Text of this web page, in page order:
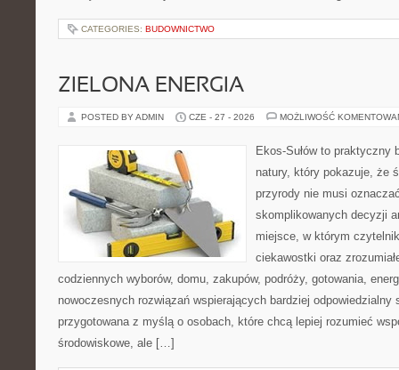
CATEGORIES: BUDOWNICTWO
ZIELONA ENERGIA
POSTED BY ADMIN CZE - 27 - 2026 MOŻLIWOŚĆ
Ekos-Sułów to praktyczny
natury, który pokazuje, że
przyrody nie musi
skomplikowanych decyzji
miejsce, w którym
ciekawostki oraz
codziennych wyborów, domu, zakupów, podróży, gotowania,
nowoczesnych rozwiązań wspierających bardziej odpowiedzialny
przygotowana z myślą o osobach, które chcą lepiej rozumieć
środowiskowe, ale […]